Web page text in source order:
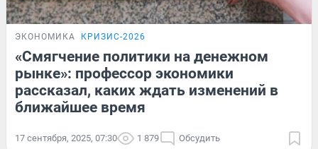
ЭКОНОМИКА КРИЗИС-2026
«Смягчение политики на денежном
рынке»: профессор экономики
рассказал, каких ждать изменений в
ближайшее время
17 сентября, 2025, 07:30 1 879 Обсудить